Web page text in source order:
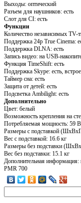
Выходы: оптический
Разъем для наушников: есть
Слот для CI: есть
Функции
Количество независимых TV-
Поддержка 24p True Cinema:
Поддержка DLNA: есть
Запись видео: на USB-
Функция TimeShift: есть
Поддержка Skype: есть,
Таймер сна: есть
Защита от детей: есть
Подсветка Ambilight: есть
Дополнительно
Цвет: белый
Возможность крепления на
Потребляемая мощность: 59
Размеры с подставкой
Вес с подставкой: 16.6 кг
Размеры без подставки
Вес без подставки: 15.1 кг
Дополнительная
PMR 700